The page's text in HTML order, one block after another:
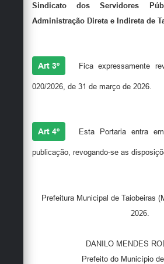
Sindicato dos Servidores
Administração Direta e Indireta de
Art 3º Fica expressamente
020/2026, de 31 de março de 2026.
Art 4º Esta Portaria entra
publicação, revogando-se as
Prefeitura Municipal de Taiobeiras
2026.
DANILO MENDES
Prefeito do Município